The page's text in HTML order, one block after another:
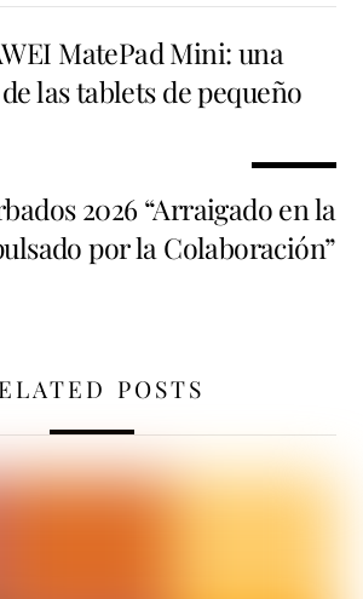
MatePad Mini: una
las tablets de pequeño
2026 “Arraigado en la
por la Colaboración”
POSTS